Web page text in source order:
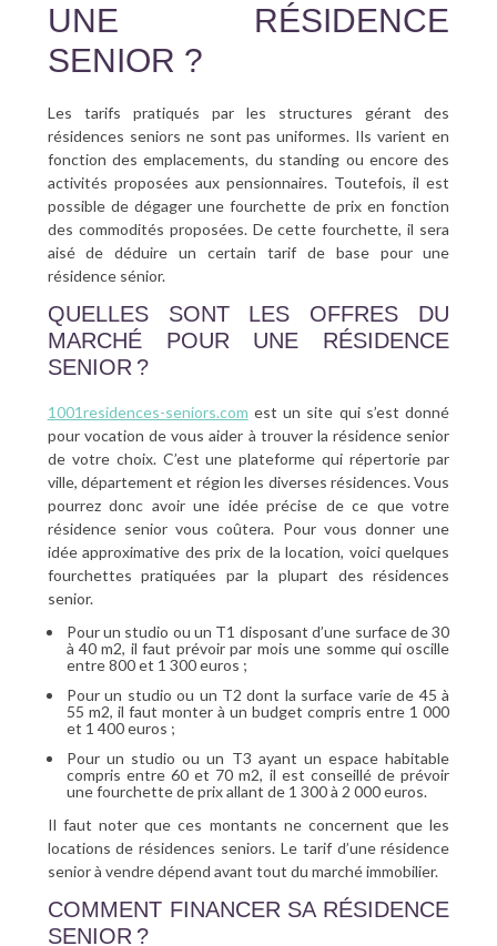
UNE RÉSIDENCE
SENIOR ?
Les tarifs pratiqués par les structures gérant des
résidences seniors ne sont pas uniformes. Ils varient en
fonction des emplacements, du standing ou encore des
activités proposées aux pensionnaires. Toutefois, il est
possible de dégager une fourchette de prix en fonction
des commodités proposées. De cette fourchette, il sera
aisé de déduire un certain tarif de base pour une
résidence sénior.
QUELLES SONT LES OFFRES DU
MARCHÉ POUR UNE RÉSIDENCE
SENIOR ?
1001residences-seniors.com est un site qui s’est donné
pour vocation de vous aider à trouver la résidence senior
de votre choix. C’est une plateforme qui répertorie par
ville, département et région les diverses résidences. Vous
pourrez donc avoir une idée précise de ce que votre
résidence senior vous coûtera. Pour vous donner une
idée approximative des prix de la location, voici quelques
fourchettes pratiquées par la plupart des résidences
senior.
Pour un studio ou un T1 disposant d’une surface de 30
à 40 m2, il faut prévoir par mois une somme qui oscille
entre 800 et 1 300 euros ;
Pour un studio ou un T2 dont la surface varie de 45 à
55 m2, il faut monter à un budget compris entre 1 000
et 1 400 euros ;
Pour un studio ou un T3 ayant un espace habitable
compris entre 60 et 70 m2, il est conseillé de prévoir
une fourchette de prix allant de 1 300 à 2 000 euros.
Il faut noter que ces montants ne concernent que les
locations de résidences seniors. Le tarif d’une résidence
senior à vendre dépend avant tout du marché immobilier.
COMMENT FINANCER SA RÉSIDENCE
SENIOR ?